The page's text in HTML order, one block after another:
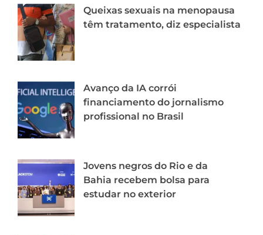
Queixas sexuais na menopausa
têm tratamento, diz especialista
Avanço da IA corrói
financiamento do jornalismo
profissional no Brasil
Jovens negros do Rio e da
Bahia recebem bolsa para
estudar no exterior